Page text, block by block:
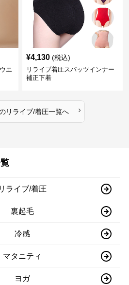
エ
¥4,130 (税込)
リライブ着圧スパッツインナー
補正下着
リライブ/着圧一覧へ ›
リライブ/着圧
裏起毛
冷感
マタニティ
ヨガ